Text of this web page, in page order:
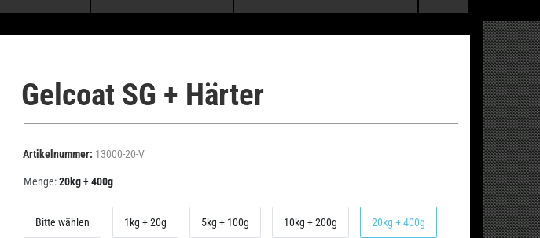
Gelcoat SG + Härter
Artikelnummer: 13000-20-V
Menge:20kg + 400g
Bitte wählen 1kg + 20g 5kg + 100g 10kg + 200g 20kg + 400g